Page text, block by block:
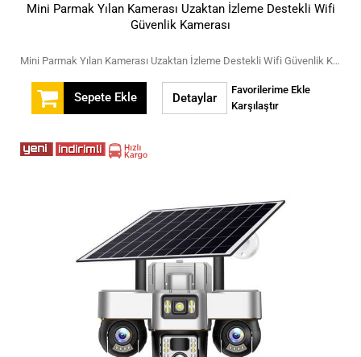
Mini Parmak Yılan Kamerası Uzaktan İzleme Destekli Wifi
Güvenlik Kamerası
Mini Parmak Yılan Kamerası Uzaktan İzleme Destekli Wifi Güvenlik Kamerası
Sepete Ekle Detaylar
Favorilerime Ekle
Karşılaştır